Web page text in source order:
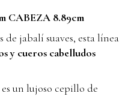
CABEZA 8.89cm
jabalí suaves, esta línea
y cueros cabelludos
es un lujoso cepillo de